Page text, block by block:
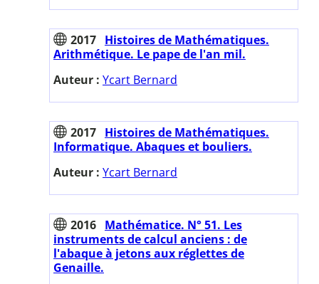
2017 Histoires de Mathématiques.
Arithmétique. Le pape de l'an mil.
Auteur : Ycart Bernard
2017 Histoires de Mathématiques.
Informatique. Abaques et bouliers.
Auteur : Ycart Bernard
2016 Mathématice. N° 51. Les
instruments de calcul anciens : de
l'abaque à jetons aux réglettes de
Genaille.